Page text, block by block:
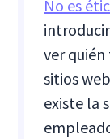
No es
ver
sitios
existe la